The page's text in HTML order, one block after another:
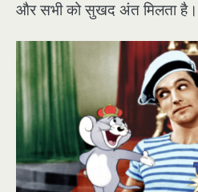
और सभी को सुखद अंत मिलता है।